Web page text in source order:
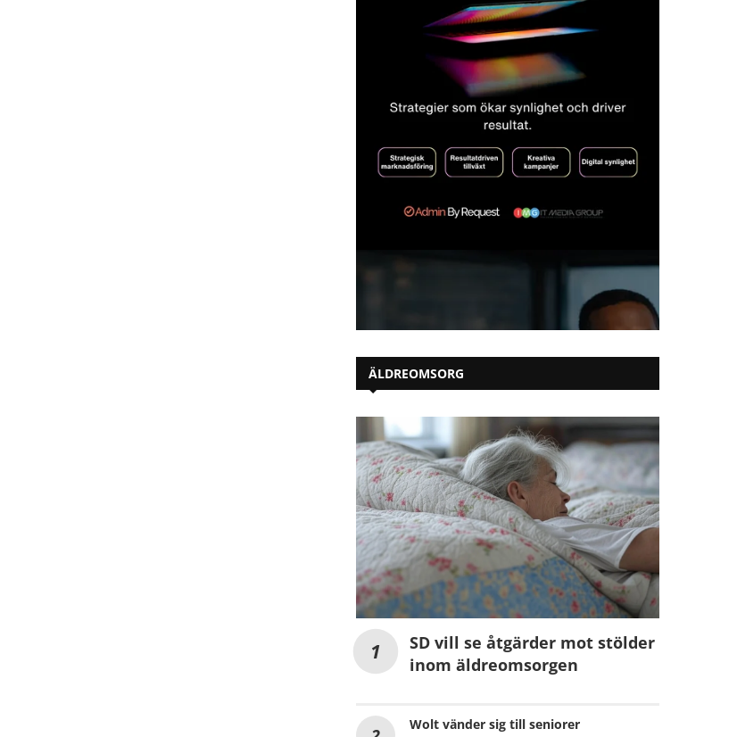
ÄLDREOMSORG
SD vill se åtgärder mot stölder
inom äldreomsorgen
Wolt vänder sig till seniorer